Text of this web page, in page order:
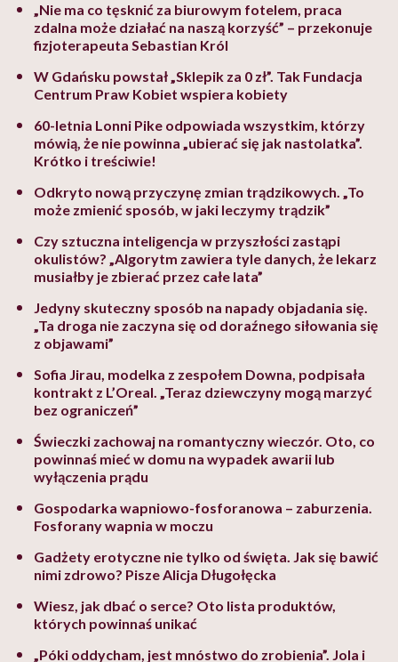
„Nie ma co tęsknić za biurowym fotelem, praca
zdalna może działać na naszą korzyść” – przekonuje
fizjoterapeuta Sebastian Król
W Gdańsku powstał „Sklepik za 0 zł”. Tak Fundacja
Centrum Praw Kobiet wspiera kobiety
60-letnia Lonni Pike odpowiada wszystkim, którzy
mówią, że nie powinna „ubierać się jak nastolatka”.
Krótko i treściwie!
Odkryto nową przyczynę zmian trądzikowych. „To
może zmienić sposób, w jaki leczymy trądzik”
Czy sztuczna inteligencja w przyszłości zastąpi
okulistów? „Algorytm zawiera tyle danych, że lekarz
musiałby je zbierać przez całe lata”
Jedyny skuteczny sposób na napady objadania się.
„Ta droga nie zaczyna się od doraźnego siłowania się
z objawami”
Sofia Jirau, modelka z zespołem Downa, podpisała
kontrakt z L’Oreal. „Teraz dziewczyny mogą marzyć
bez ograniczeń”
Świeczki zachowaj na romantyczny wieczór. Oto, co
powinnaś mieć w domu na wypadek awarii lub
wyłączenia prądu
Gospodarka wapniowo-fosforanowa – zaburzenia.
Fosforany wapnia w moczu
Gadżety erotyczne nie tylko od święta. Jak się bawić
nimi zdrowo? Pisze Alicja Długołęcka
Wiesz, jak dbać o serce? Oto lista produktów,
których powinnaś unikać
„Póki oddycham, jest mnóstwo do zrobienia”. Jola i